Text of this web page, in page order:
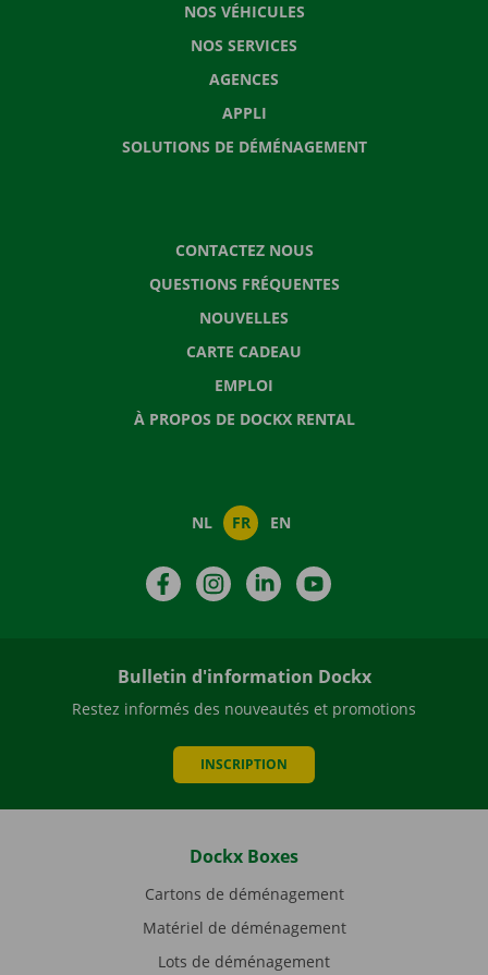
NOS VÉHICULES
NOS SERVICES
AGENCES
APPLI
SOLUTIONS DE DÉMÉNAGEMENT
CONTACTEZ NOUS
QUESTIONS FRÉQUENTES
NOUVELLES
CARTE CADEAU
EMPLOI
À PROPOS DE DOCKX RENTAL
NL FR EN
FacebookInstagramLinkedIn
Bulletin d'information Dockx
Restez informés des nouveautés et promotions
INSCRIPTION
Dockx Boxes
Cartons de déménagement
Matériel de déménagement
Lots de déménagement